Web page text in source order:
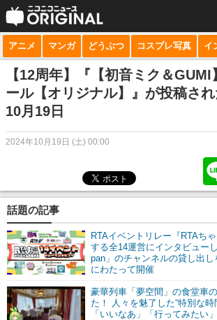
サービス一覧
niconico
動画
生放送
マンガ
ニコニコQ
アニメ マンガ どうぶつ コスプレ写真 イ
【12周年】『【初音ミク＆
ール【オリジナル】』が投稿さ
10月19日
2024年10月19日 (土) 00:00
話題の記事
RTAイベントリレー『RTAち
する全14運営にインタビュー
pan」のチャンネルの貸し出
にわたって開催
豪華列車「夢空間」の食堂車
た！ 人々を魅了した“特別な時
「いいなあ」「行ってみたい